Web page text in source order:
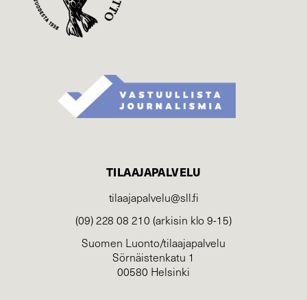
TILAAJAPALVELU
tilaajapalvelu@sll.fi
(09) 228 08 210 (arkisin klo 9-15)
Suomen Luonto/tilaajapalvelu
Sörnäistenkatu 1
00580 Helsinki